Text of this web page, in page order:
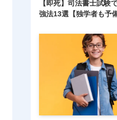
【即死】司法書士試験
強法13選【独学者も予